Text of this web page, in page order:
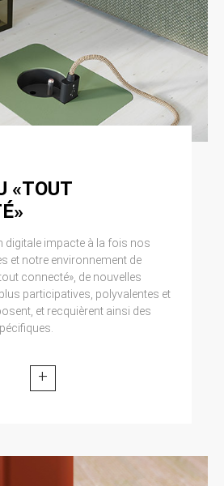
«TOUT
digitale impacte à la fois nos
et notre environnement de
connecté», de nouvelles
participatives, polyvalentes et
et recquièrent ainsi des
+